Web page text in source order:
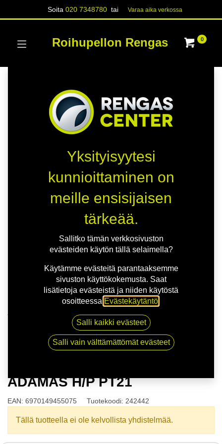
Soita020 7348780 tai Varaa aika verk​​​​ossa
Roihupellon Rengas 0
175/50R15 75H POWERTRAC ADAMAS H/P PT21
ADAMAS H/P PT21
EAN: 6970149455075 Tuotekoodi: 242442
Tällä tuotteella ei ole kelvollista yhdistelmää.
Yksityisyytesi
kunnioittaminen on
meille ensisijaisen
tärkeää.
Sallitko tämän verkkosivuston
evästeiden käytön tällä selaimella?
Käytämme evästeitä parantaaksemme
sivuston käyttökokemusta. Saat
lisätietoja evästeistä ja niiden käytöstä
osoitteessa Evästekäytäntö
Salli kaikki evästeet
Salli vain välttämättömät evästeet